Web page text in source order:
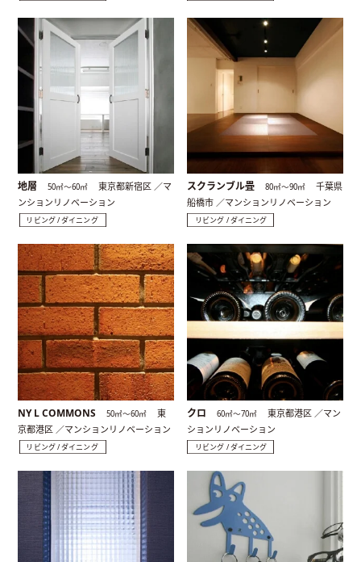
地層 50㎡〜60㎡
東京都新宿区 ／マ
ンションリノベーション
リビング / ダイニング
スクランブル畳 80㎡〜90㎡
千葉県
船橋市 ／マンションリノベーション
リビング / ダイニング
NY L COMMONS 50㎡〜60㎡
東
京都港区 ／マンションリノベーション
リビング / ダイニング
クロ 60㎡〜70㎡
東京都港区 ／マン
ションリノベーション
リビング / ダイニング